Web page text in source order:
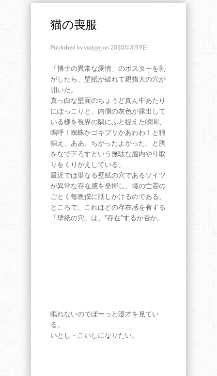
猫の喪服
Published byyodom on 2010年3月9日
「博士の異常な愛情」のポスターを剥
がしたら、壁紙が破れて親指大の穴が
開いた。
真っ白な壁面のちょうど真ん中あたり
にぽっこりと、内側の灰色が露出して
いる様を視界の隅にふと捉えた瞬間、
嗚呼！蜘蛛かゴキブリかあわわ！と狼
狽え、ああ、ちがったよかった、と胸
をなで下ろすという無駄な脳内やり取
りをくりかえしている。
最近では単なる壁紙の穴であるソイツ
が異常な存在感を発揮し、蠅の亡霊の
ごとく毎晩僕に話しかけるのである。
ところで、これほどの存在感を有する
「壁紙の穴」は、”存在”するか否か。
眠れないのでぼーっと漫才を見てい
る。
いとし・こいしになりたい。